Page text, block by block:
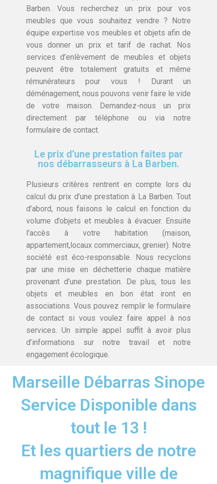
Barben. Vous recherchez un prix pour vos
meubles que vous souhaitez vendre ? Notre
équipe expertise vos meubles et objets afin de
vous donner un prix et tarif de rachat. Nos
services d’enlèvement de meubles et objets
peuvent être totalement gratuits et même
rémunérateurs pour vous ! Durant un
déménagement, nous pouvons venir faire le vide
de votre maison. Demandez-nous un prix
directement par téléphone ou via notre
formulaire de contact.
Le prix d’une prestation faites par
nos débarrasseurs à La Barben.
Plusieurs critères rentrent en compte lors du
calcul du prix d’une prestation à La Barben. Tout
d’abord, nous faisons le calcul en fonction du
volume d’objets et meubles à évacuer. Ensuite
l’accès à votre habitation (maison,
appartement,locaux commerciaux, grenier). Notre
société est éco-responsable. Nous recyclons
par une mise en déchetterie chaque matière
provenant d’une prestation. De plus, tous les
objets et meubles en bon état iront en
associations. Vous pouvez remplir le formulaire
de contact si vous voulez faire appel à nos
services. Un simple appel suffit à avoir plus
d’informations sur notre travail et notre
engagement écologique.
Marseille Débarras Sinope
Service Disponible dans
tout le 13 !
Et les quartiers de notre
magnifique ville de